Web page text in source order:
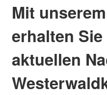
Mit
erhalten
aktuellen